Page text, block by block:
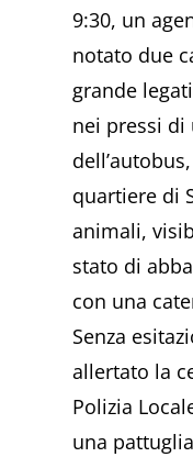
9:30, un
notato due
grande
nei pressi di
quartiere di
animali,
stato di
con una
Senza
allertato la
Polizia
una